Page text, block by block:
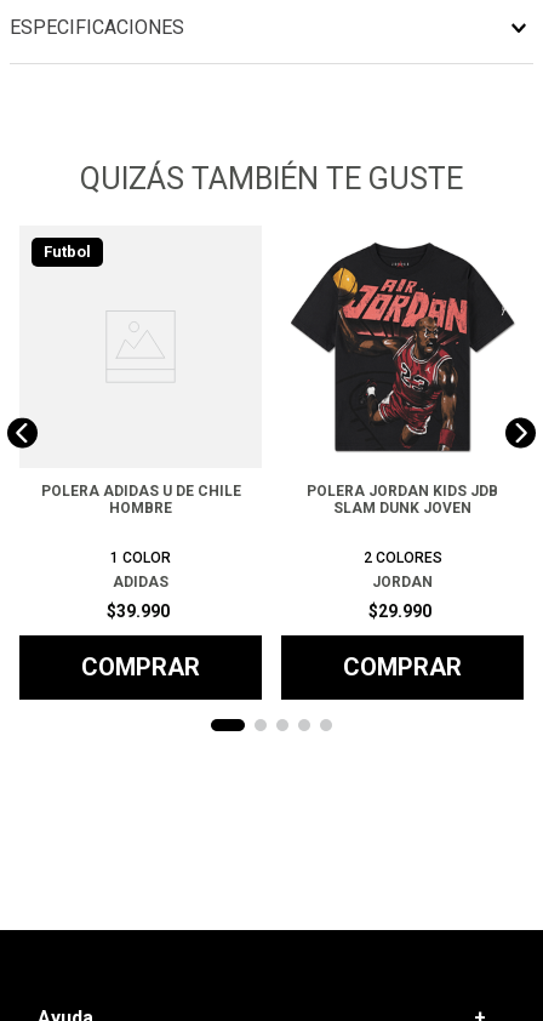
ESPECIFICACIONES
QUIZÁS TAMBIÉN TE GUSTE
Futbol
POLERA ADIDAS U DE CHILE
HOMBRE
1 COLOR
ADIDAS
$39.990
COMPRAR
POLERA JORDAN KIDS JDB
SLAM DUNK JOVEN
2 COLORES
JORDAN
$29.990
COMPRAR